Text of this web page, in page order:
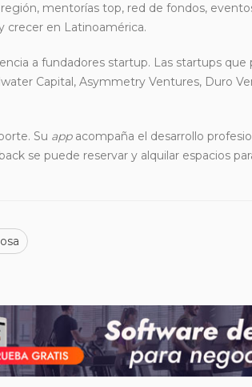
mentorías top, red de fondos,
crecer en Latinoamérica.
a fundadores startup. Las startups que
Capital, Asymmetry Ventures, Duro
Su appacompaña el desarrollo
se puede reservar y alquilar espacios